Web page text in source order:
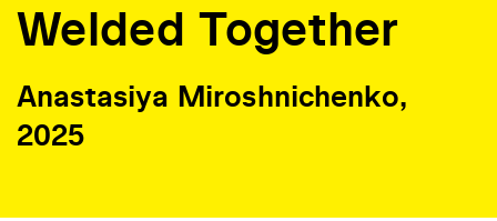
Welded Together
Anastasiya Miroshnichenko,
2025